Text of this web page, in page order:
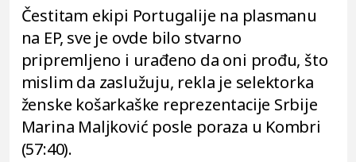
Čestitam ekipi Portugalije na plasmanu
na EP, sve je ovde bilo stvarno
pripremljeno i urađeno da oni prođu, što
mislim da zaslužuju, rekla je selektorka
ženske košarkaške reprezentacije Srbije
Marina Maljković posle poraza u Kombri
(57:40).